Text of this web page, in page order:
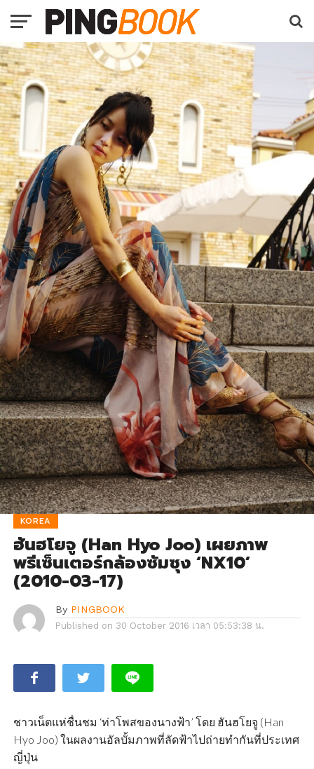
KOREA
ฮันฮโยจู (Han Hyo Joo) เผยภาพ
พรีเซ็นเตอร์กล้องซัมซุง ‘NX10’
(2010-03-17)
By PINGBOOK
Published on 30 October 2016 เวลา 05:53:38 น.
ชาวเน็ตแห่ชื่นชม ‘ท่าโพสของนางฟ้า’ โดย ฮันฮโยจู (Han
Hyo Joo) ในผลงานอัลบั้มภาพที่ลัดฟ้าไปถ่ายทำกันที่ประเทศ
ญี่ปุ่น